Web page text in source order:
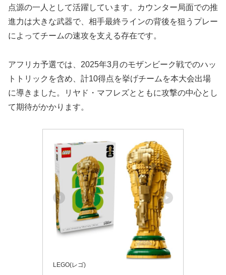
点源の一人として活躍しています。カウンター局面での推
進力は大きな武器で、相手最終ラインの背後を狙うプレー
によってチームの速攻を支える存在です。
アフリカ予選では、2025年3月のモザンビーク戦でのハッ
トトリックを含め、計10得点を挙げチームを本大会出場
に導きました。リヤド・マフレズとともに攻撃の中心とし
て期待がかかります。
LEGO(レゴ)